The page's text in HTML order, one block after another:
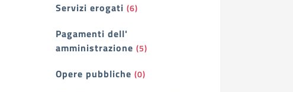
Servizi erogati (6)
Pagamenti dell'
amministrazione (5)
Opere pubbliche (0)